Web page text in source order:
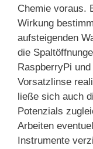
Chemie voraus.
Wirkung
aufsteigenden
die
RaspberryPi
Vorsatzlinse
ließe sich auch
Potenzials
Arbeiten
Instrumente